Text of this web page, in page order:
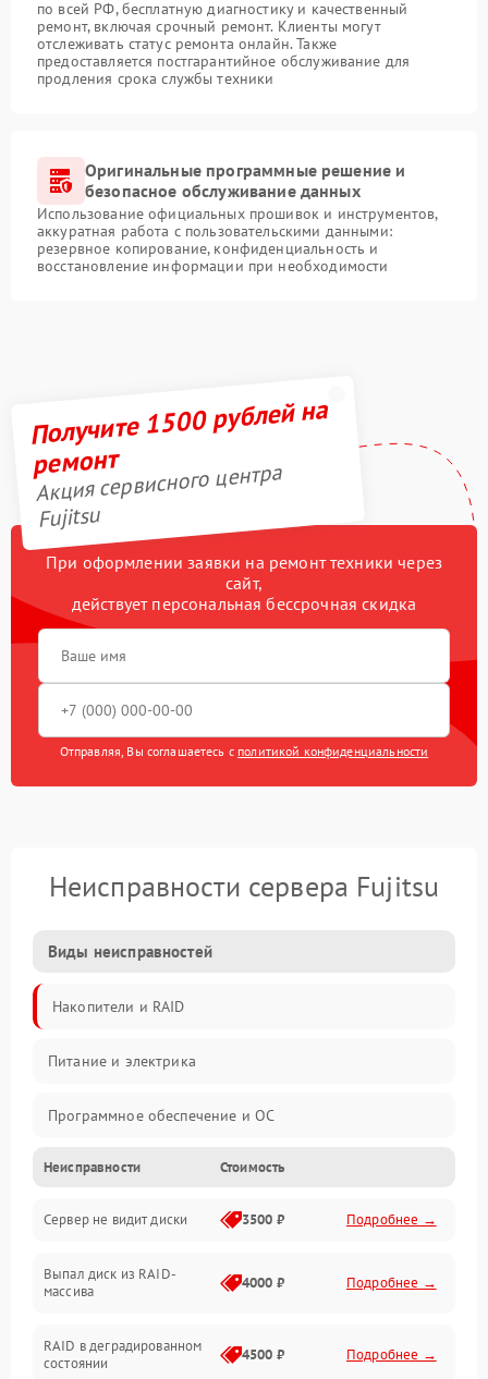
по всей РФ, бесплатную диагностику и качественный
ремонт, включая срочный ремонт. Клиенты могут
отслеживать статус ремонта онлайн. Также
предоставляется постгарантийное обслуживание для
продления срока службы техники
Оригинальные программные решение и
безопасное обслуживание данных
Использование официальных прошивок и инструментов,
аккуратная работа с пользовательскими данными:
резервное копирование, конфиденциальность и
восстановление информации при необходимости
Получите 1500 рублей на
ремонт
Акция сервисного центра
Fujitsu
При оформлении заявки на ремонт техники через
сайт,
действует персональная бессрочная скидка
Отправляя, Вы соглашаетесь с политикой конфиденциальности
Неисправности сервера Fujitsu
Виды неисправностей
Накопители и RAID
Питание и электрика
Программное обеспечение и ОС
Охлаждение и температура
Материнская плата и процессор
Сеть и коммуникации
Неисправности Стоимость
Сервер не видит диски 3500 ₽ Подробнее →
Выпал диск из RAID-
массива
4000 ₽ Подробнее →
RAID в деградированном
состоянии
4500 ₽ Подробнее →